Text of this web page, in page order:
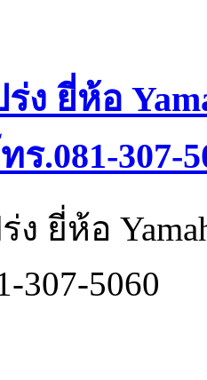
ง ยี่ห้อ
ร.081-307-
ยี่ห้อ
307-5060